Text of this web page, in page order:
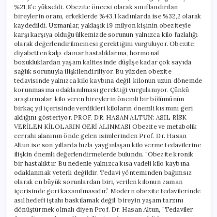
%21,8’e yükseldi. Obezite öncesi olarak sınıflandırılan
bireylerin oranı, erkeklerde %43,1 kadınlarda ise %32,2 olarak
kaydedildi. Uzmanlar, yaklaşık 19 milyon kişinin obeziteyle
karşı karşıya olduğu ülkemizde sorunun yalnızca kilo fazlalığı
olarak değerlendirilmemesi gerektiğini vurguluyor. Obezite;
diyabetten kalp-damar hastalıklarına, hormonal
bozukluklardan yaşam kalitesinde düşüşe kadar çok sayıda
sağlık sorunuyla ilişkilendiriliyor. Bu yüzden obezite
tedavisinde yalnızca kilo kaybına değil, kilonun uzun dönemde
korunmasına odaklanılması gerektiği vurgulanıyor. Çünkü
araştırmalar, kilo veren bireylerin önemli bir bölümünün
birkaç yıl içerisinde verdikleri kiloların önemli kısmını geri
aldığını gösteriyor. PROF. DR. HASAN ALTUN: ASIL RİSK
VERİLEN KİLOLARIN GERİ ALINMASI Obezite ve metabolik
cerrahi alanının önde gelen isimlerinden Prof. Dr. Hasan
Altun ise son yıllarda hızla yaygınlaşan kilo verme tedavilerine
ilişkin önemli değerlendirmelerde bulundu. “Obezite kronik
bir hastalıktır. Bu nedenle yalnızca kısa vadeli kilo kaybına
odaklanmak yeterli değildir. Tedavi yönteminden bağımsız
olarak en büyük sorunlardan biri, verilen kilonun zaman
içerisinde geri kazanılmasıdır.” Modern obezite tedavilerinde
asıl hedefi iştahı baskılamak değil, bireyin yaşam tarzını
dönüştürmek olmalı diyen Prof. Dr. Hasan Altun, “Tedaviler